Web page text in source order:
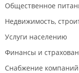
Общественное
Недвижимость,
Услуги населению
Финансы и
Снабжение компаний